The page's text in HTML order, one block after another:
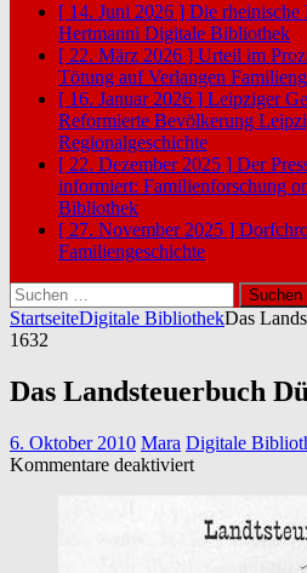
[ 14. Juni 2026 ] Die rheinische
Hertmanni Digitale Bibliothek
[ 22. März 2026 ] Urteil im
Tötung auf Verlangen
[ 16. Januar 2026 ] Leipziger
Reformierte Bevölkerung
Regionalgeschichte
[ 22. Dezember 2025 ] Der
informiert: Familienforschung
Bibliothek
[ 27. November 2025 ]
Familiengeschichte
Suchen
nach:
StartseiteDigitale BibliothekDas
1632
Das Landsteuerbuch
6. Oktober 2010 Mara Digitale
Kommentare deaktiviertfür
Düsseldorf
von